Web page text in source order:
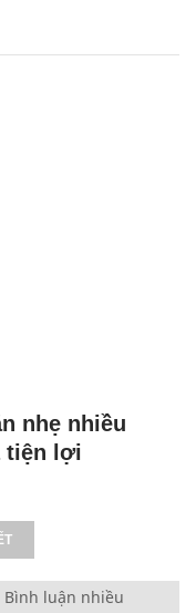
nhẹ nhiều
tiện lợi
Bình luận nhiều